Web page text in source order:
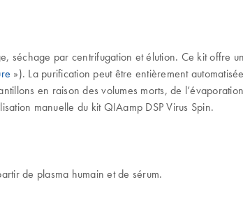
séchage par centrifugation et élution. Ce kit offre
»). La purification peut être entièrement
en raison des volumes morts, de
manuelle du kit QIAamp DSP Virus Spin.
de plasma humain et de sérum.